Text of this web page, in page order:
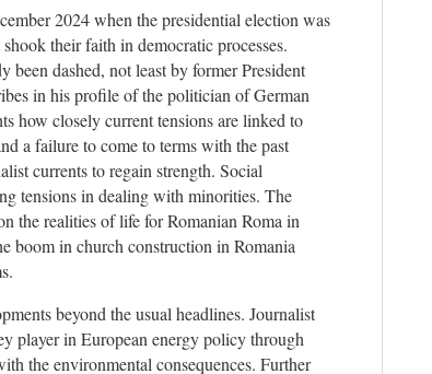
2024 when the presidential election was
their faith in democratic processes.
been dashed, not least by former President
in his profile of the politician of German
how closely current tensions are linked to
a failure to come to terms with the past
currents to regain strength. Social
tensions in dealing with minorities. The
the realities of life for Romanian Roma in
boom in church construction in Romania
beyond the usual headlines. Journalist
player in European energy policy through
the environmental consequences. Further